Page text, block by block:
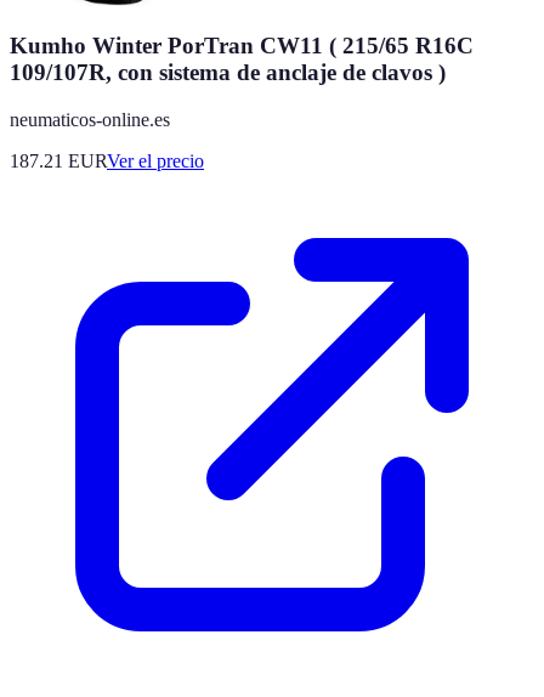
Kumho Winter PorTran CW11 ( 215/65 R16C
109/107R, con sistema de anclaje de clavos )
neumaticos-online.es
187.21 EURVer el precio